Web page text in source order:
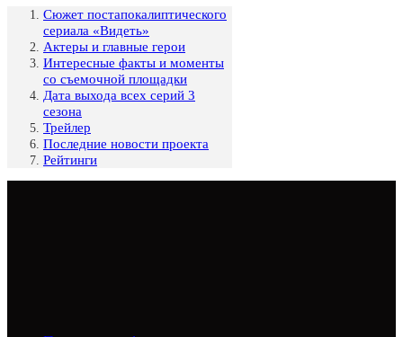
Сюжет постапокалиптического
сериала «Видеть»
Актеры и главные герои
Интересные факты и моменты
со съемочной площадки
Дата выхода всех серий 3
сезона
Трейлер
Последние новости проекта
Рейтинги